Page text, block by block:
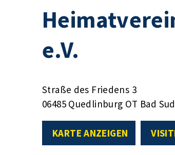
e.V.
Straße des Friedens 3
06485 Quedlinburg OT Bad
KARTE ANZEIGEN